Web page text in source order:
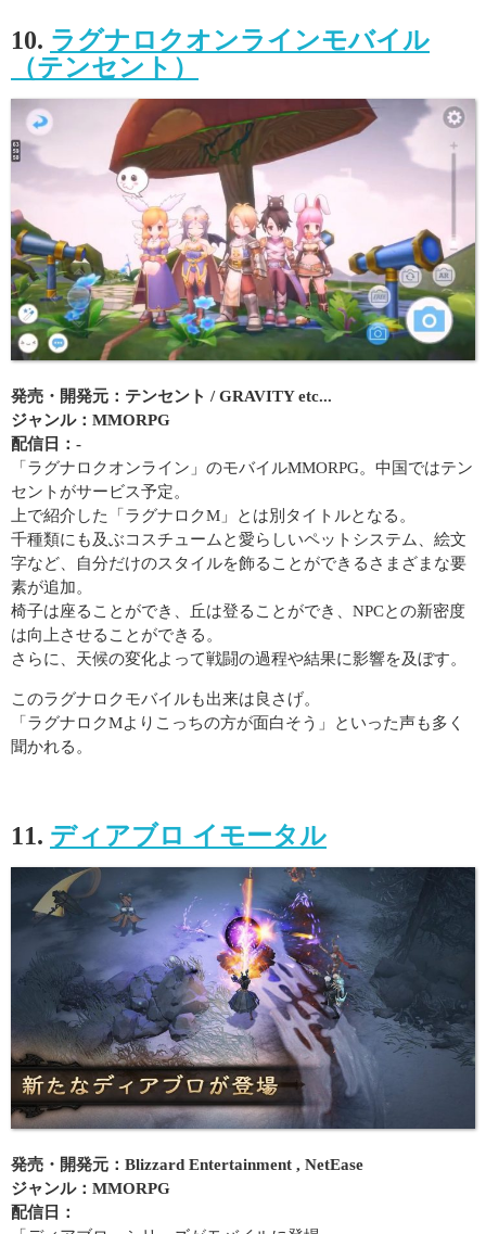
10. ラグナロクオンラインモバイル
（テンセント）
発売・開発元：テンセント / GRAVITY etc...
ジャンル：MMORPG
配信日：-
「ラグナロクオンライン」のモバイルMMORPG。中国ではテン
セントがサービス予定。
上で紹介した「ラグナロクM」とは別タイトルとなる。
千種類にも及ぶコスチュームと愛らしいペットシステム、絵文
字など、自分だけのスタイルを飾ることができるさまざまな要
素が追加。
椅子は座ることができ、丘は登ることができ、NPCとの新密度
は向上させることができる。
さらに、天候の変化よって戦闘の過程や結果に影響を及ぼす。
このラグナロクモバイルも出来は良さげ。
「ラグナロクMよりこっちの方が面白そう」といった声も多く
聞かれる。
11. ディアブロ イモータル
発売・開発元：Blizzard Entertainment , NetEase
ジャンル：MMORPG
配信日：